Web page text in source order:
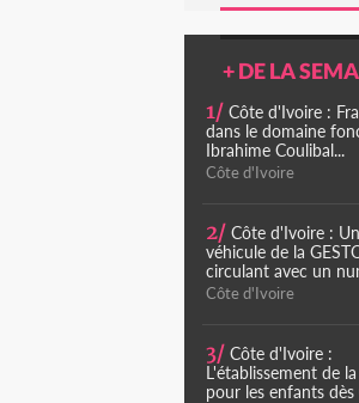
+ DE LA
1/ Côte d'Ivoire :
dans le domaine
Ibrahime Coulibal...
Côte d'Ivoire
2/ Côte d'Ivoire : Un
véhicule de la
circulant avec un
Côte d'Ivoire
3/ Côte d'Ivoire :
L'établissement de
pour les enfants dès